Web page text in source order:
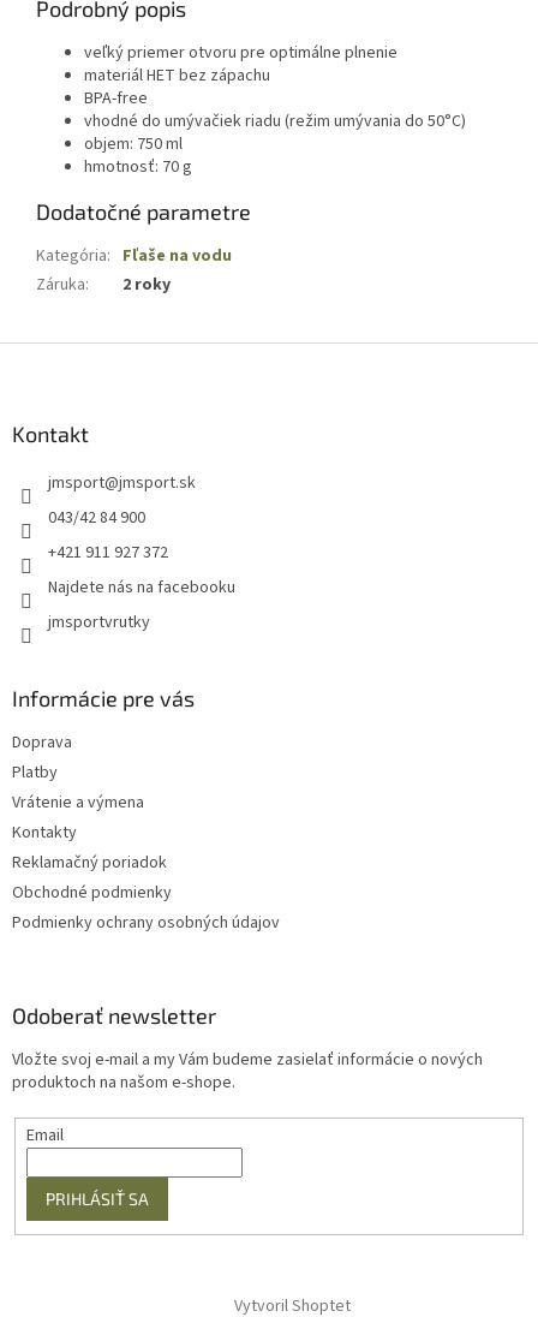
Podrobný popis
veľký priemer otvoru pre optimálne plnenie
materiál HET bez zápachu
BPA-free
vhodné do umývačiek riadu (režim umývania do 50°C)
objem: 750 ml
hmotnosť: 70 g
Dodatočné parametre
Kategória: Fľaše na vodu
Záruka: 2 roky
Kontakt
jmsport@jmsport.sk
043/42 84 900
+421 911 927 372
Najdete nás na facebooku
jmsportvrutky
Informácie pre vás
Doprava
Platby
Vrátenie a výmena
Kontakty
Reklamačný poriadok
Obchodné podmienky
Podmienky ochrany osobných údajov
Odoberať newsletter
Vložte svoj e-mail a my Vám budeme zasielať informácie o nových
produktoch na našom e-shope.
Email
PRIHLÁSIŤ SA
Vytvoril Shoptet